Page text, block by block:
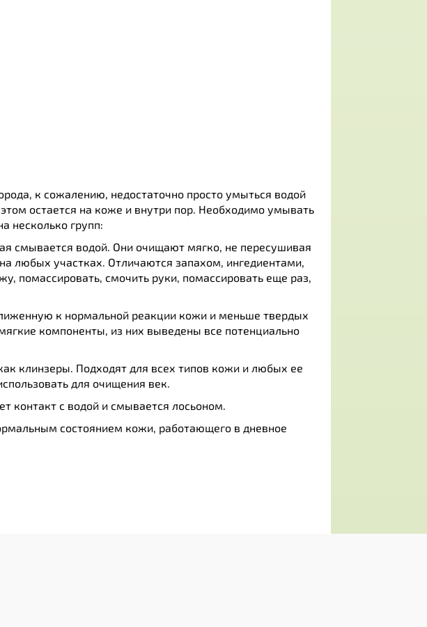
к сожалению, недостаточно просто умыться водой
остается на коже и внутри пор. Необходимо умывать
несколько групп:
смывается водой. Они очищают мягко, не пересушивая
любых участках. Отличаются запахом, ингедиентами,
помассировать, смочить руки, помассировать еще раз,
к нормальной реакции кожи и меньше твердых
компоненты, из них выведены все потенциально
клинзеры. Подходят для всех типов кожи и любых ее
для очищения век.
контакт с водой и смывается лосьоном.
состоянием кожи, работающего в дневное